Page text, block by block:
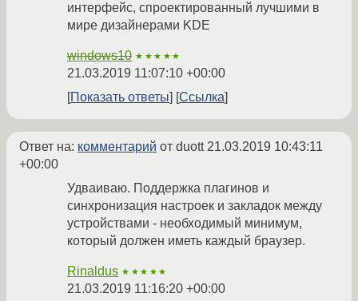
интерфейс, спроектированный лучшими в
мире дизайнерами KDE
windows10 ★★★★★
21.03.2019 11:07:10 +00:00
Показать ответы
Ссылка
Ответ на: комментарий от duott21.03.2019 10:43:11
+00:00
Удваиваю. Поддержка плагинов и
синхронизация настроек и закладок между
устройствами - необходимый минимум,
который должен иметь каждый браузер.
Rinaldus ★★★★★
21.03.2019 11:16:20 +00:00